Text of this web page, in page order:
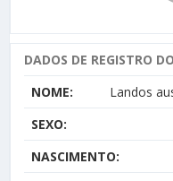
DADOS DE REGISTRO
NOME:
Landos
SEXO:
NASCIMENTO: